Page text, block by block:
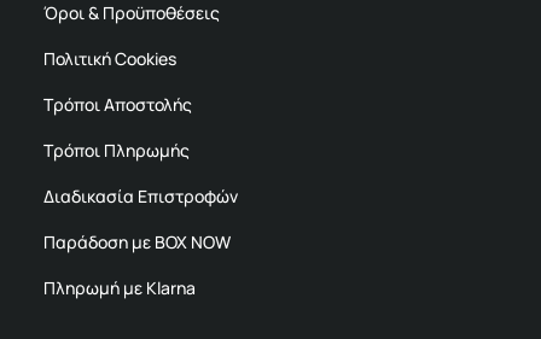
Όροι & Προϋποθέσεις
Πολιτική Cookies
Τρόποι Αποστολής
Τρόποι Πληρωμής
Διαδικασία Επιστροφών
Παράδοση με BOX NOW
Πληρωμή με Klarna